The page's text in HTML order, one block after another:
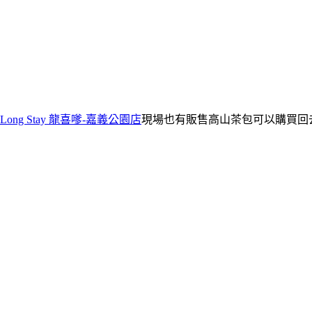
Long Stay 龍喜嗲-嘉義公園店現場也有販售高山茶包可以購買回